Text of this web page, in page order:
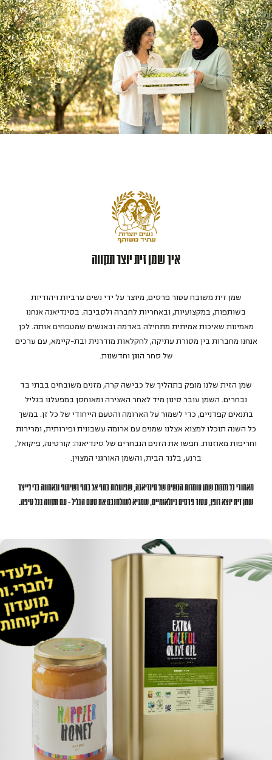
איך שמן זית יוצר תקווה
שמן זית משובח עטור פרסים, מיוצר על ידי נשים ערביות ויהודיות
בשותפות, במקצועיות, ובאחריות לחברה ולסביבה. בסינדיאנה אנחנו
מאמינות שאיכות אמיתית מתחילה באדמה ובאנשים שמטפחים אותה. לכן
אנחנו מחברות בין מסורת עתיקה, לחקלאות מודרנית ובת-קיימא, עם ערכים
של סחר הוגן וחדשנות.
שמן הזית שלנו מופק בתהליך של כבישה קרה, מזנים משובחים בבתי בד
נבחרים. השמן עובר סינון מיד לאחר האצירה ומאוחסן במפעלנו בגליל
בתנאים קפדניים, כדי לשמור על הארומה והטעם הייחודי של כל זן. במשך
כל השנה תוכלו למצוא אצלנו שמנים עם ארומה עשבונית ופירותית, ומרירות
וחריפות מאוזנות. חפשו את הזנים הנבחרים של סינדיאנה: קורטינה, פיקואל,
ברנע, בלנד הבית, והשמן האורגני המצוין.
מאחורי כל בקבוק שמן עומדות הנשים של סינדיאנה, שפועלות כתף אל כתף בשיתוף ובאחווה כדי לייצר
שמן זית יוצא דופן, עטור פרסים בינלאומיים, שמביא לשולחנכם את טעם הגליל - עם תקווה בכל טיפה.
מומלצים